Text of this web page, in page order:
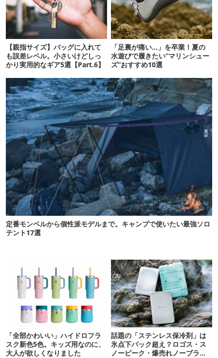
【親指サイズ】バッグに入れて
も誤差レベル。小さいけどしっ
かり実用的なギア5選【Part.6】
「足裏が痛い…」を卒業！夏の
水遊びで履きたい“マリンシュー
ズ”おすすめ10選
定番モンベルから個性派モデルまで。キャンプで使いたい最強ソロ
テント17選
「全部かわいい」ハイドロフラ
スク新色5色。キッズ用なのに、
大人が欲しくなりました
話題の「ステンレス保冷剤」は
氷点下パック超え？ロゴス・ス
ノーピーク・爆売れノーブラン